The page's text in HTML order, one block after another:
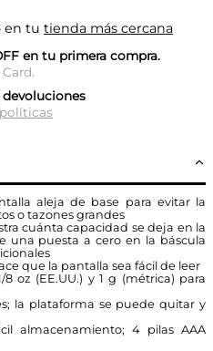
en tu tienda más cercana
en tu primera compra.
devoluciones
políticas
aleja de base para evitar la
o tazones grandes
cuánta capacidad se deja en la
una puesta a cero en la báscula
que la pantalla sea fácil de leer
oz (EE.UU.) y 1 g (métrica) para
la plataforma se puede quitar y
almacenamiento; 4 pilas AAA